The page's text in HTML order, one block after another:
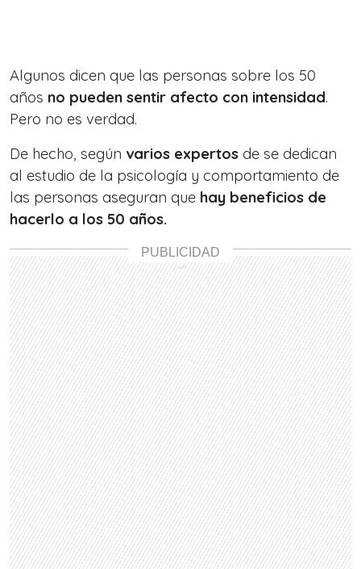
Algunos dicen que las personas sobre los 50
años no pueden sentir afecto con intensidad.
Pero no es verdad.
De hecho, según varios expertos de se dedican
al estudio de la psicología y comportamiento de
las personas aseguran que hay beneficios de
hacerlo a los 50 años.